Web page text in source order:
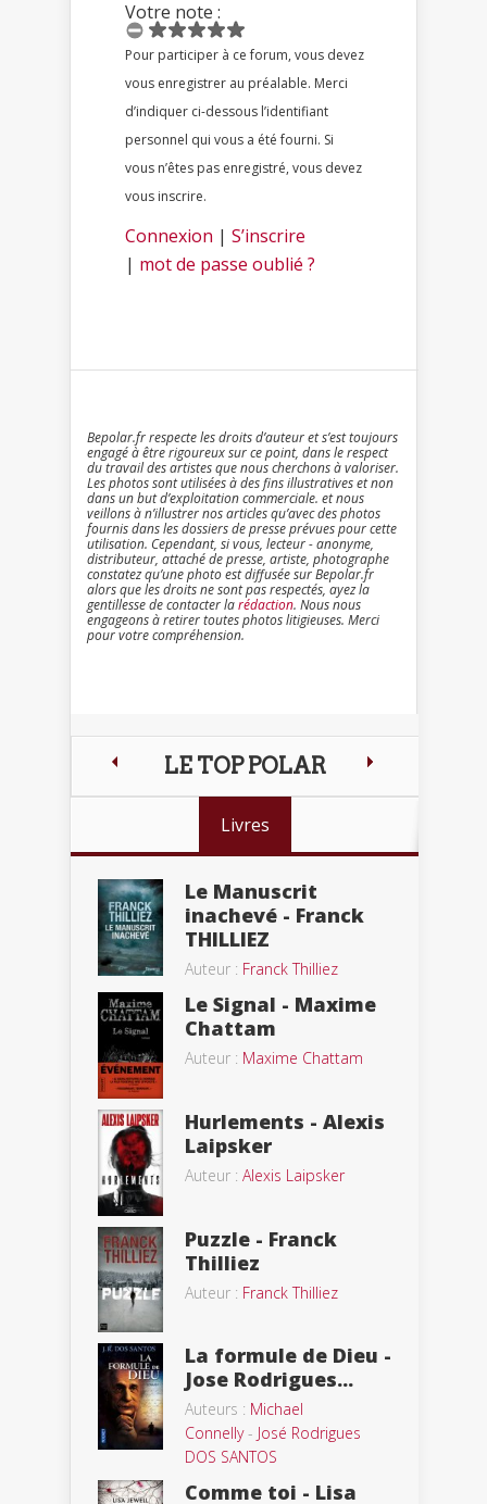
Votre note :
Pour participer à ce forum, vous devez
vous enregistrer au préalable. Merci
d’indiquer ci-dessous l’identifiant
personnel qui vous a été fourni. Si
vous n’êtes pas enregistré, vous devez
vous inscrire.
Connexion | S’inscrire
| mot de passe oublié ?
Bepolar.fr respecte les droits d’auteur et s’est toujours
engagé à être rigoureux sur ce point, dans le respect
du travail des artistes que nous cherchons à valoriser.
Les photos sont utilisées à des fins illustratives et non
dans un but d’exploitation commerciale. et nous
veillons à n’illustrer nos articles qu’avec des photos
fournis dans les dossiers de presse prévues pour cette
utilisation. Cependant, si vous, lecteur - anonyme,
distributeur, attaché de presse, artiste, photographe
constatez qu’une photo est diffusée sur Bepolar.fr
alors que les droits ne sont pas respectés, ayez la
gentillesse de contacter larédaction. Nous nous
engageons à retirer toutes photos litigieuses. Merci
pour votre compréhension.
LE TOP POLAR
Livres
Le Manuscrit
inachevé - Franck
THILLIEZ
Auteur : Franck Thilliez
Le Signal - Maxime
Chattam
Auteur : Maxime Chattam
Hurlements - Alexis
Laipsker
Auteur : Alexis Laipsker
Puzzle - Franck
Thilliez
Auteur : Franck Thilliez
La formule de Dieu -
Jose Rodrigues...
Auteurs : Michael
Connelly- José Rodrigues
DOS SANTOS
Comme toi - Lisa